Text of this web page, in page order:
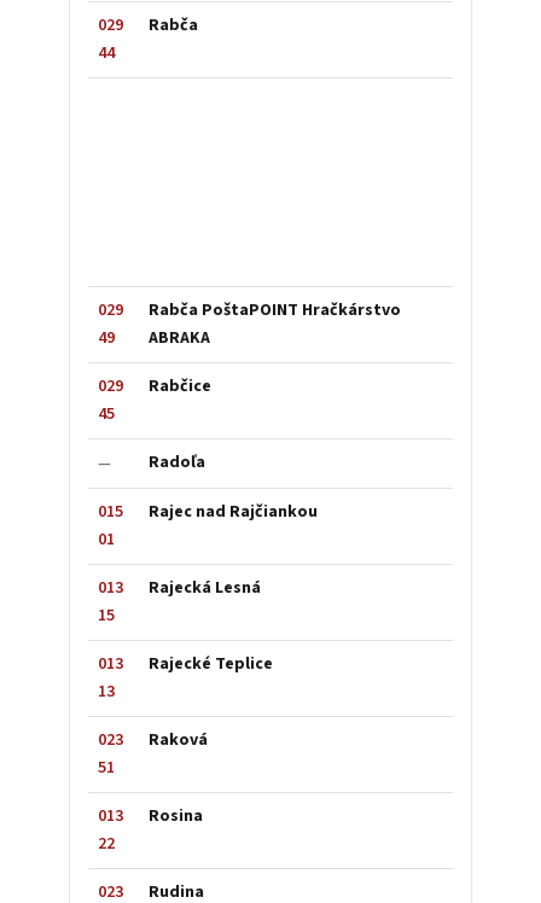
029
44
Rabča
029
49
Rabča PoštaPOINT Hračkárstvo
ABRAKA
029
45
Rabčice
— Radoľa
015
01
Rajec nad Rajčiankou
013
15
Rajecká Lesná
013
13
Rajecké Teplice
023
51
Raková
013
22
Rosina
023 Rudina